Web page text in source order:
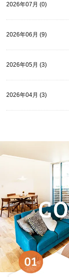
2026年07月 (0)
2026年06月 (9)
2026年05月 (3)
2026年04月 (3)